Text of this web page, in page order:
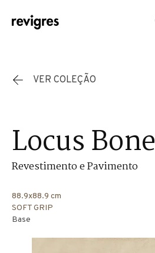
Saltar para o conteúdo principal
VER COLEÇÃO
Locus Bone
Revestimento e Pavimento
88.9x88.9 cm
SOFT GRIP
Base